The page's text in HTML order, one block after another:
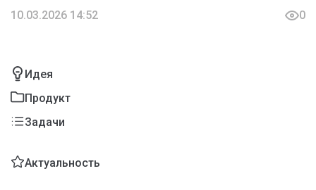
10.03.2026 14:52 0
Идея
Продукт
Задачи
Актуальность